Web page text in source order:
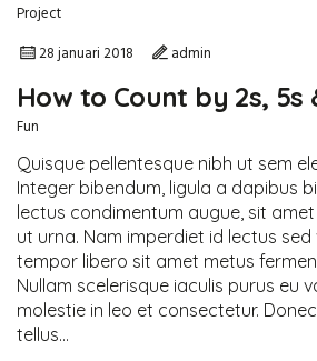
Project
28 januari 2018
admin
How to Count by 2s, 5s
Fun
Quisque pellentesque nibh ut sem
Integer bibendum, ligula a dapibus
lectus condimentum augue, sit
ut urna. Nam imperdiet id lectus sed
tempor libero sit amet metus
Nullam scelerisque iaculis purus eu
molestie in leo et consectetur.
tellus...